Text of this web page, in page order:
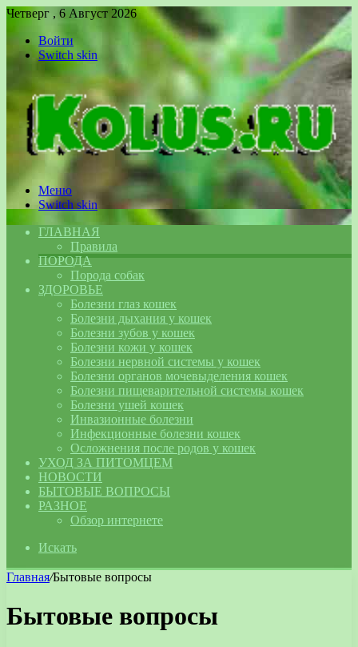
Четверг , 6 Август 2026
Войти
Switch skin
Меню
Switch skin
ГЛАВНАЯ
Правила
ПОРОДА
Порода собак
ЗДОРОВЬЕ
Болезни глаз кошек
Болезни дыхания у кошек
Болезни зубов у кошек
Болезни кожи у кошек
Болезни нервной системы у кошек
Болезни органов мочевыделения кошек
Болезни пищеварительной системы кошек
Болезни ушей кошек
Инвазионные болезни
Инфекционные болезни кошек
Осложнения после родов у кошек
УХОД ЗА ПИТОМЦЕМ
НОВОСТИ
БЫТОВЫЕ ВОПРОСЫ
РАЗНОЕ
Обзор интернете
Искать
Главная/Бытовые вопросы
Бытовые вопросы